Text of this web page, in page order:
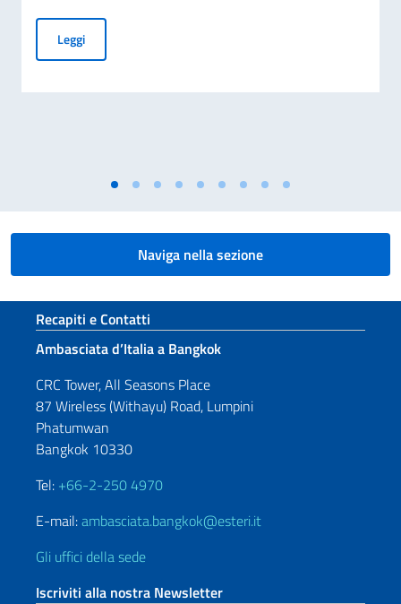
LeggiElezioni dei COMITES 2026
Naviga nella sezione
Sezione footer
Recapiti e Contatti
Ambasciata d’Italia a Bangkok
CRC Tower, All Seasons Place
87 Wireless (Withayu) Road, Lumpini
Phatumwan
Bangkok 10330
Tel: +66-2-250 4970
E-mail:ambasciata.bangkok@esteri.it
Gli uffici della sede
Iscriviti alla nostra Newsletter